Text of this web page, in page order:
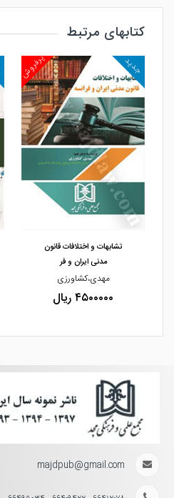
کتابهای مرتبط
مشاهده و خرید
پرفروش جدید
تشابهات و اختلافات قانون
مدنی ایران و فر
مهدی،کشاورزی
۴۵۰۰۰۰۰ ریال
majdpub@gmail.com